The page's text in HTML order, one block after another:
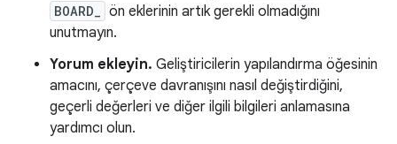
BOARD_
ön eklerinin artık gerekli olmadığını
unutmayın.
Yorum ekleyin. Geliştiricilerin yapılandırma öğesinin
amacını, çerçeve davranışını nasıl değiştirdiğini,
geçerli değerleri ve diğer ilgili bilgileri anlamasına
yardımcı olun.